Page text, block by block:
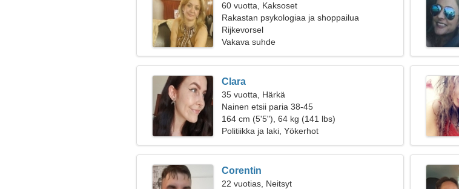
60 vuotta, Kaksoset
Rakastan psykologiaa ja shoppailua
Rijkevorsel
Vakava suhde
Clara
35 vuotta, Härkä
Nainen etsii paria 38-45
164 cm (5'5"), 64 kg (141 lbs)
Politiikka ja laki, Yökerhot
Corentin
22 vuotias, Neitsyt